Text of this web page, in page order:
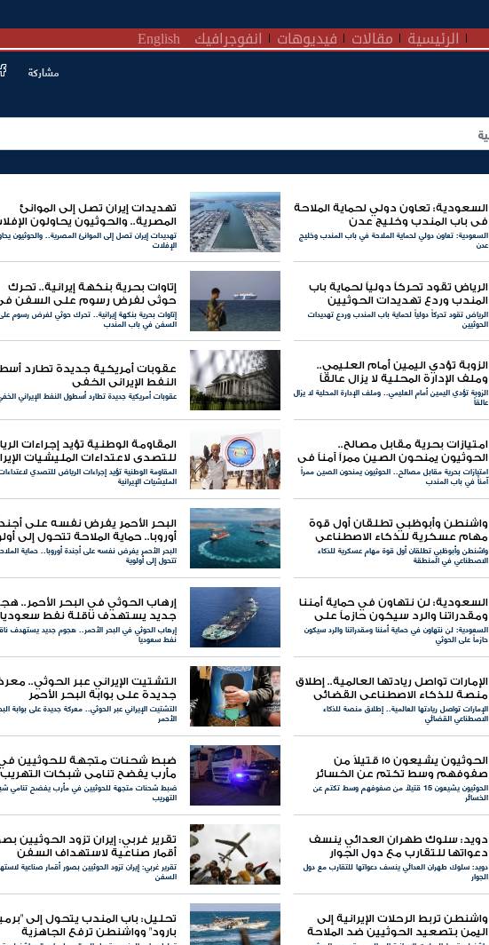
الرئيسية مقالات فيديوهات انفوجرافيك English
مشاركة
السعودية: تعاون دولي لحماية الملاحة
في باب المندب وخليج عدن
السعودية: تعاون دولي لحماية الملاحة في باب المندب وخليج
عدن
تهديدات إيران تصل إلى الموانئ
المصرية.. والحوثيون يحاولون
تهديدات إيران تصل إلى الموانئ المصرية.. والحوثيون
الإفلات
الرياض تقود تحركاً دولياً لحماية باب
المندب وردع تهديدات الحوثيين
الرياض تقود تحركاً دولياً لحماية باب المندب وردع تهديدات
الحوثيين
إتاوات بحرية بنكهة إيرانية.. تحرك
حوثي لفرض رسوم على السفن
باب المندب
إتاوات بحرية بنكهة إيرانية.. تحرك حوثي لفرض رسوم
السفن في باب المندب
الزوبة تؤدي اليمين أمام العليمي..
وملف الإدارة المحلية لا يزال عالقاً
الزوبة تؤدي اليمين أمام العليمي.. وملف الإدارة المحلية لا يزال
عالقاً
عقوبات أمريكية جديدة تطارد
النفط الإيراني الخفي
عقوبات أمريكية جديدة تطارد أسطول النفط الإيراني
امتيازات بحرية مقابل مصالح..
الحوثيون يمنحون الصين ممراً آمناً في
باب المندب
امتيازات بحرية مقابل مصالح.. الحوثيون يمنحون الصين ممراً
آمناً في باب المندب
المقاومة الوطنية تؤيد إجراءات
للتصدي لاعتداءات المليشيات
المقاومة الوطنية تؤيد إجراءات الرياض للتصدي
المليشيات الإيرانية
واشنطن وأبوظبي تطلقان أول قوة
مهام عسكرية للذكاء الاصطناعي
واشنطن وأبوظبي تطلقان أول قوة مهام عسكرية للذكاء
الاصطناعي في المنطقة
البحر الأحمر يفرض نفسه على
أوروبا.. حماية الملاحة تتحول إلى
البحر الأحمر يفرض نفسه على أجندة أوروبا.. حماية
تتحول إلى أولوية
السعودية: لن نتهاون في حماية أمننا
ومقدراتنا والرد سيكون حازماً على
الحوثي
السعودية: لن نتهاون في حماية أمننا ومقدراتنا والرد سيكون
حازماً على الحوثي
إرهاب الحوثي في البحر الأحمر..
جديد يستهدف ناقلة نفط سعوديا
إرهاب الحوثي في البحر الأحمر.. هجوم جديد يستهدف
نفط سعوديا
الإمارات تواصل ريادتها العالمية.. إطلاق
منصة للذكاء الاصطناعي القضائي
الإمارات تواصل ريادتها العالمية.. إطلاق منصة للذكاء
الاصطناعي القضائي
التشتيت الإيراني عبر الحوثي..
جديدة على بوابة البحر الأحمر
التشتيت الإيراني عبر الحوثي.. معركة جديدة على بوابة
الأحمر
الحوثيون يشيعون 15 قتيلاً من
صفوفهم وسط تكتم عن الخسائر
الحوثيون يشيعون 15 قتيلاً من صفوفهم وسط تكتم عن
الخسائر
ضبط شحنات متجهة للحوثيين
مأرب يفضح تنامي شبكات التهريب
ضبط شحنات متجهة للحوثيين في مأرب يفضح تنامي
التهريب
دويد: سلوك طهران العدائي ينسف
دعواتها للتقارب مع دول الجوار
دويد: سلوك طهران العدائي ينسف دعواتها للتقارب مع دول
الجوار
تقرير غربي: إيران تزود الحوثيين
أقمار صناعية لاستهداف السفن
تقرير غربي: إيران تزود الحوثيين بصور أقمار صناعية
السفن
واشنطن تربط الرحلات الإيرانية إلى
اليمن بتصعيد الحوثيين ضد الملاحة
تحليل: باب المندب يتحول إلى
بارود" وواشنطن ترفع الجاهزية